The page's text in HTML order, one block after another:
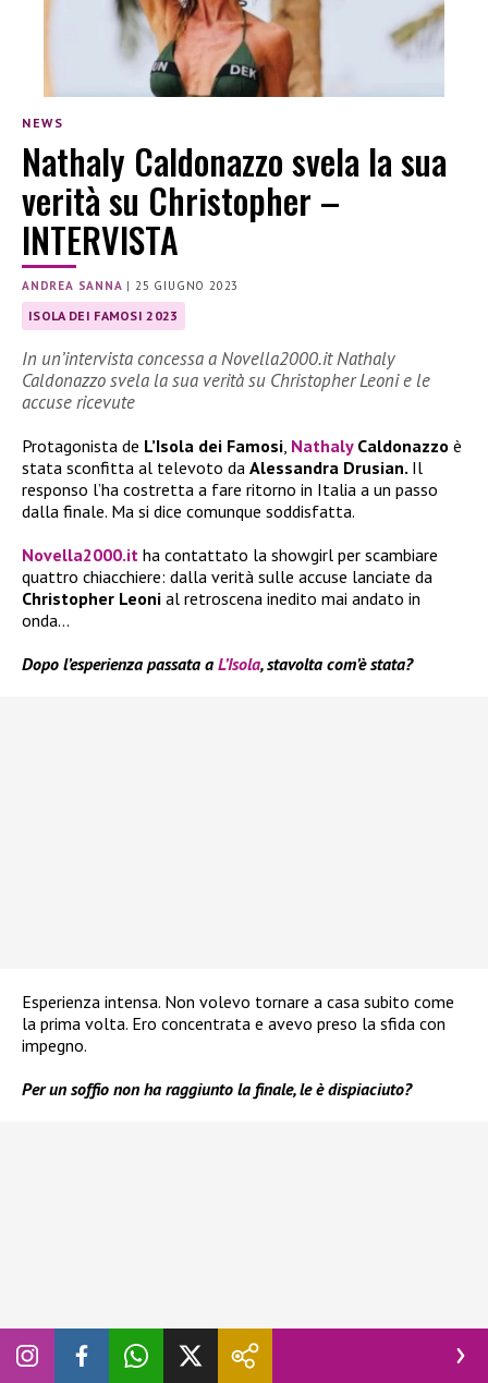
NEWS
Nathaly Caldonazzo svela la sua
verità su Christopher –
INTERVISTA
ANDREA SANNA | 25 GIUGNO 2023
ISOLA DEI FAMOSI 2023
In un’intervista concessa a Novella2000.it Nathaly
Caldonazzo svela la sua verità su Christopher Leoni e le
accuse ricevute
Protagonista de L’Isola dei Famosi, Nathaly Caldonazzo è
stata sconfitta al televoto da Alessandra Drusian. Il
responso l’ha costretta a fare ritorno in Italia a un passo
dalla finale. Ma si dice comunque soddisfatta.
Novella2000.it ha contattato la showgirl per scambiare
quattro chiacchiere: dalla verità sulle accuse lanciate da
Christopher Leoni al retroscena inedito mai andato in
onda…
Dopo l’esperienza passata a L’Isola, stavolta com’è stata?
Esperienza intensa. Non volevo tornare a casa subito come
la prima volta. Ero concentrata e avevo preso la sfida con
impegno.
Per un soffio non ha raggiunto la finale, le è dispiaciuto?